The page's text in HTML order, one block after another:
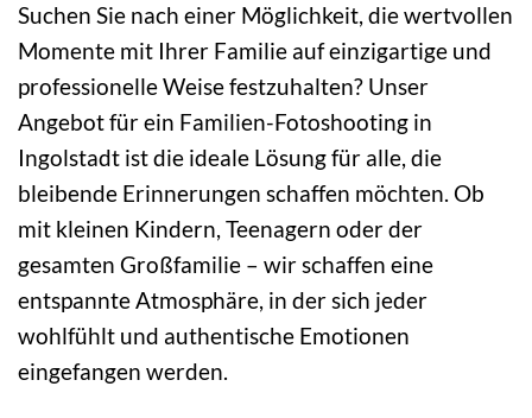
Suchen Sie nach einer Möglichkeit, die wertvollen
Momente mit Ihrer Familie auf einzigartige und
professionelle Weise festzuhalten? Unser
Angebot für ein Familien-Fotoshooting in
Ingolstadt ist die ideale Lösung für alle, die
bleibende Erinnerungen schaffen möchten. Ob
mit kleinen Kindern, Teenagern oder der
gesamten Großfamilie – wir schaffen eine
entspannte Atmosphäre, in der sich jeder
wohlfühlt und authentische Emotionen
eingefangen werden.